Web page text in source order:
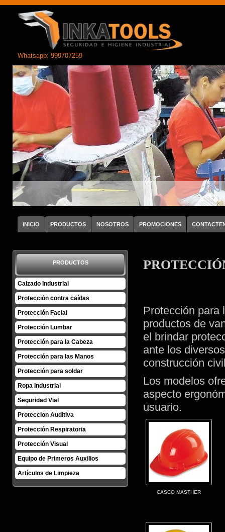
Whatsapp: 999707259
INICIO PRODUCTOS NOSOTROS PROMOCIONES
PRODUCTOS
Calzado Industrial
Protección contra caídas
Protección Facial
Protección Lumbar
Protección para la Cabeza
Protección para las Manos
Protección para soldar
Ropa Industrial
Seguridad Vial
Proteccion Auditiva
Protección Respiratoria
Protección Visual
Equipo de Primeros Auxilios
Artículos de Limpieza
Protección para
productos de
el brindar
ante los
construcción
Los modelos
aspecto
usuario.
CASCO MASTHER